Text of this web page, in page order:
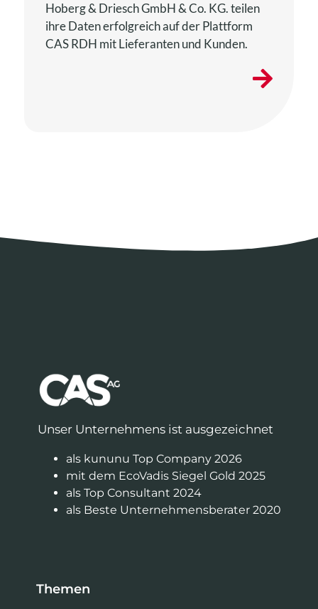
Hoberg & Driesch GmbH & Co. KG. teilen
ihre Daten erfolgreich auf der Plattform
CAS RDH mit Lieferanten und Kunden.
Unser Unternehmens ist ausgezeichnet
als kununu Top Company 2026
mit dem EcoVadis Siegel Gold 2025
als Top Consultant 2024
als Beste Unternehmensberater 2020
Themen